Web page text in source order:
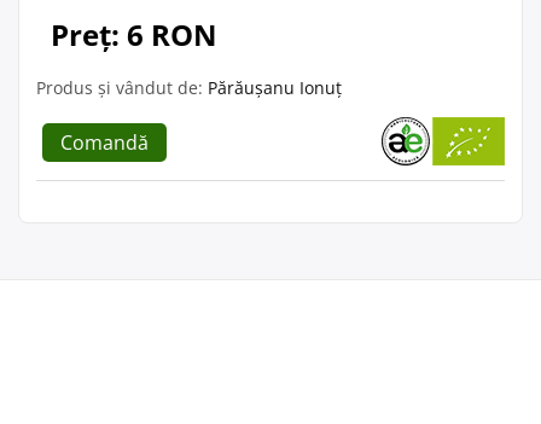
Preț: 6 RON
Produs și vândut de: Părăușanu Ionuț
Comandă